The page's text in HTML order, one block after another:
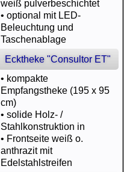
weiß pulverbeschichtet
• optional mit LED-
Beleuchtung und
Taschenablage
Ecktheke "Consultor ET"
• kompakte
Empfangstheke (195 x 95
cm)
• solide Holz- /
Stahlkonstruktion in
• Frontseite weiß o.
anthrazit mit
Edelstahlstreifen